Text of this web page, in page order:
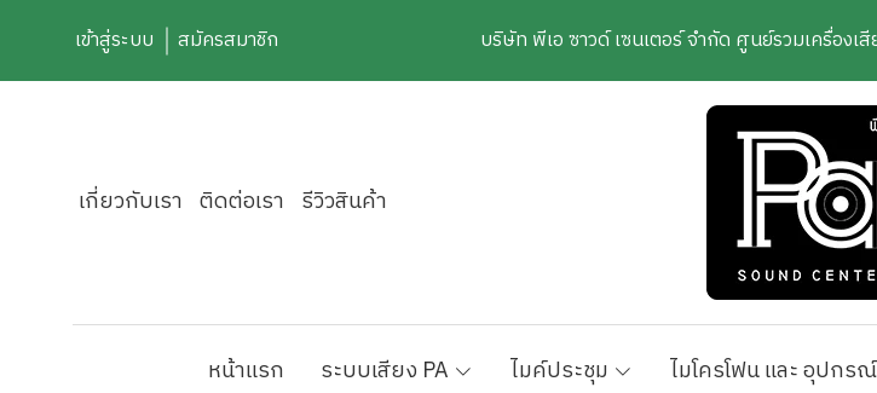
เข้าสู่ระบบ สมัครสมาชิก บริษัท พีเอ ซาวด์ เซนเตอร์ จำกัด ศูนย์รวมเครื่อง
เกี่ยวกับเรา ติดต่อเรา รีวิวสินค้า
หน้าแรก ระบบเสียง PA ไมค์ประชุม ไมโครโฟน และ อุปกรณ์